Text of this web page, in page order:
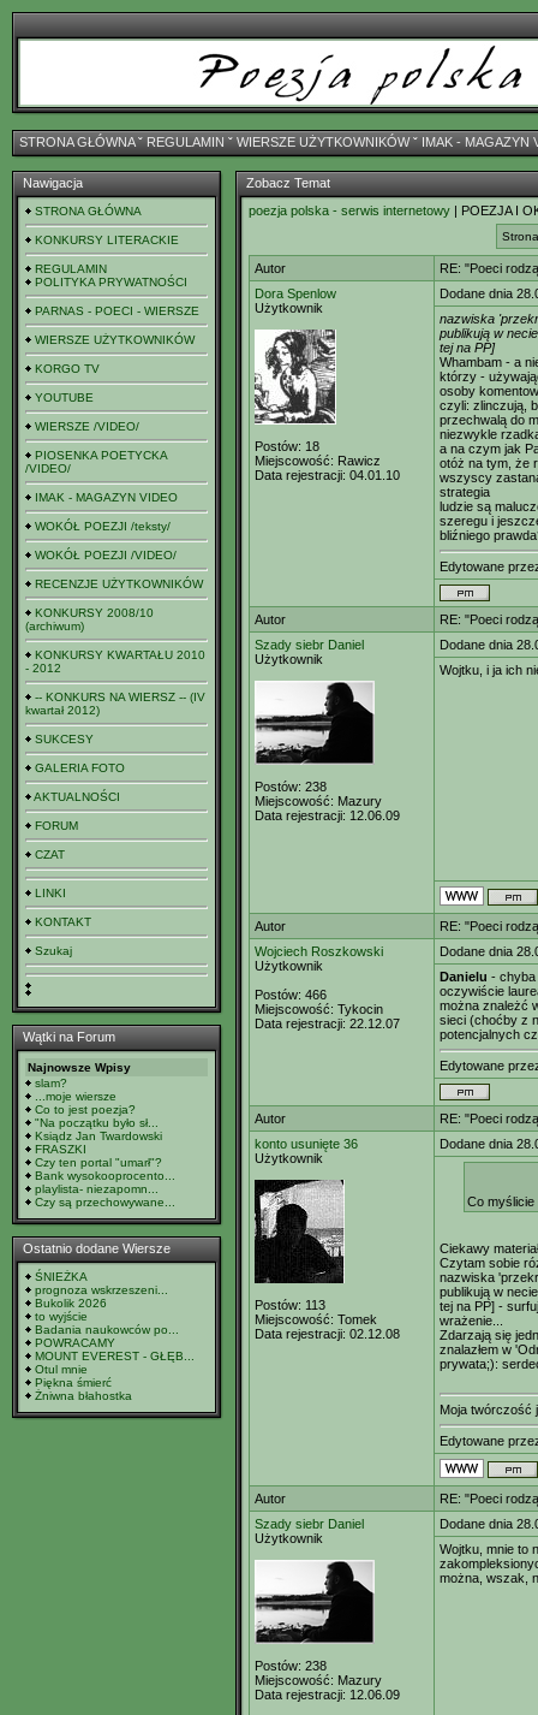
STRONA GŁÓWNAˇ REGULAMIN ˇ WIERSZE UŻYTKOWNIKÓWˇ IMAK - MAGAZYN
Nawigacja
STRONA GŁÓWNA
KONKURSY LITERACKIE
REGULAMIN
POLITYKA PRYWATNOŚCI
PARNAS - POECI - WIERSZE
WIERSZE UŻYTKOWNIKÓW
KORGO TV
YOUTUBE
WIERSZE /VIDEO/
PIOSENKA POETYCKA
/VIDEO/
IMAK - MAGAZYN VIDEO
WOKÓŁ POEZJI /teksty/
WOKÓŁ POEZJI /VIDEO/
RECENZJE UŻYTKOWNIKÓW
KONKURSY 2008/10
(archiwum)
KONKURSY KWARTAŁU 2010
- 2012
-- KONKURS NA WIERSZ -- (IV
kwartał 2012)
SUKCESY
GALERIA FOTO
AKTUALNOŚCI
FORUM
CZAT
LINKI
KONTAKT
Szukaj
Wątki na Forum
Najnowsze Wpisy
slam?
...moje wiersze
Co to jest poezja?
"Na początku było sł...
Ksiądz Jan Twardowski
FRASZKI
Czy ten portal "umarł"?
Bank wysokooprocento...
playlista- niezapomn...
Czy są przechowywane...
Ostatnio dodane Wiersze
ŚNIEŻKA
prognoza wskrzeszeni...
Bukolik 2026
to wyjście
Badania naukowców po...
POWRACAMY
MOUNT EVEREST - GŁĘB...
Otul mnie
Piękna śmierć
Żniwna błahostka
Zobacz Temat
poezja polska - serwis internetowy | POEZJA I
Autor
RE: "Poeci
Dora Spenlow
Użytkownik
Postów: 18
Miejscowość: Rawicz
Data rejestracji: 04.01.10
Dodane dnia
nazwiska
publikują w
tej na PP]
Whambam - a
którzy -
osoby
czyli: zlinczują,
przechwalą do
niezwykle
a na czym jak
otóż na tym, że
wszyscy
strategia
ludzie są
szeregu i
bliźniego
Edytowane
Autor
RE: "Poeci
Szady siebr Daniel
Użytkownik
Postów: 238
Miejscowość: Mazury
Data rejestracji: 12.06.09
Dodane dnia
Wojtku, i ja ich
Autor
RE: "Poeci
Wojciech Roszkowski
Użytkownik
Postów: 466
Miejscowość: Tykocin
Data rejestracji: 22.12.07
Dodane dnia
Danielu - chyba
oczywiście
można znależć
sieci (choćby z
potencjalnych
Edytowane
Autor
RE: "Poeci
konto usunięte 36
Użytkownik
Postów: 113
Miejscowość: Tomek
Data rejestracji: 02.12.08
Dodane dnia
Co
Ciekawy
Czytam sobie
nazwiska
publikują w
tej na PP] -
wrażenie...
Zdarzają się
znalazłem w
prywata;):
Moja twórczość
Edytowane
Autor
RE: "Poeci
Szady siebr Daniel
Użytkownik
Postów: 238
Miejscowość: Mazury
Data rejestracji: 12.06.09
Dodane dnia
Wojtku, mnie to
można, wszak,